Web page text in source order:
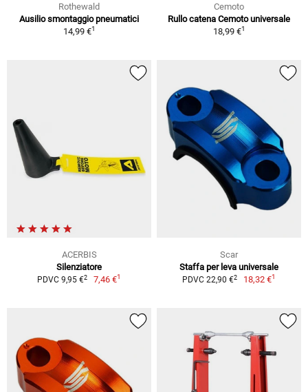
Rothewald
Ausilio smontaggio pneumatici
14,99 €1
Cemoto
Rullo catena Cemoto universale
18,99 €1
ACERBIS
Silenziatore
PDVC 9,95 €2 7,46 €1
Scar
Staffa per leva universale
PDVC 22,90 €2 18,32 €1